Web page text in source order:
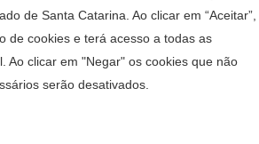
de Santa Catarina. Ao clicar em “Aceitar”,
de cookies e terá acesso a todas as
Ao clicar em "Negar" os cookies que não
serão desativados.